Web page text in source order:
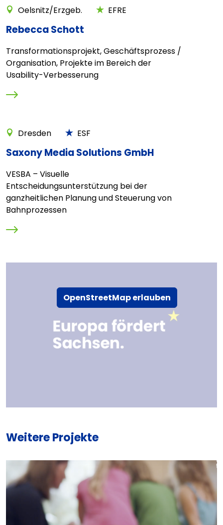
Oelsnitz/Erzgeb. EFRE
Rebecca Schott
Transformationsprojekt, Geschäftsprozess /
Organisation, Projekte im Bereich der
Usability-Verbesserung
Dresden ESF
Saxony Media Solutions GmbH
VESBA – Visuelle
Entscheidungsunterstützung bei der
ganzheitlichen Planung und Steuerung von
Bahnprozessen
OpenStreetMap erlauben
Weitere Projekte